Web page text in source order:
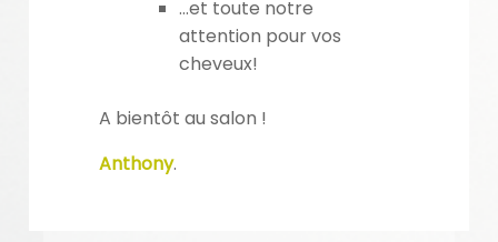
…et toute notre
attention pour vos
cheveux!
A bientôt au salon !
Anthony.